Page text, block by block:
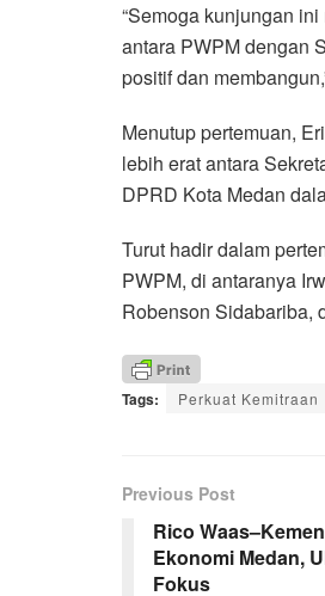
“Semoga kunjungan
antara PWPM dengan
positif dan
Menutup pertemuan,
lebih erat antara
DPRD Kota Medan
Turut hadir dalam
PWPM, di antaranya
Robenson Sidabariba,
Tags: Perkuat Kemitraan
Previous Post
Rico
Ekonomi Medan,
Fokus